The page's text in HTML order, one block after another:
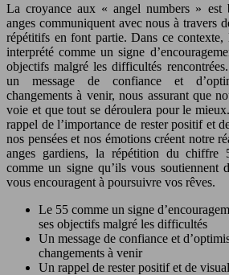
La croyance aux « angel numbers » est
anges communiquent avec nous à travers
répétitifs en font partie. Dans ce
interprété comme un signe
objectifs malgré les difficultés
un message de confiance et
changements à venir, nous assurant que
voie et que tout se déroulera pour le
rappel de l’importance de rester positif et
nos pensées et nos émotions créent notre
anges gardiens, la répétition du chiffre
comme un signe qu’ils vous soutiennent
vous encouragent à poursuivre vos rêves.
Le 55 comme un signe
ses objectifs malgré les difficultés
Un message de confiance et
changements à venir
Un rappel de rester positif et de